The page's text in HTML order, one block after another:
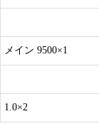
メイン 9500×1
1.0×2